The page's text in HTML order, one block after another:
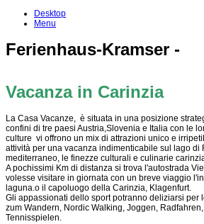
Desktop
Menu
Ferienhaus-Kramser -
Vacanza in Carinzia
La Casa Vacanze, è situata in una posizione
confini di tre paesi Austria,Slovenia e Italia con le
culture vi offrono un mix di attrazioni unico e
attività per una vacanza indimenticabile sul lago di
mediterraneo, le finezze culturali e culinarie
A pochissimi Km di distanza si trova l'autostrada
volesse visitare in giornata con un breve viaggio
laguna.o il capoluogo della Carinzia, Klagenfurt.
Gli appassionati dello sport potranno deliziarsi
zum Wandern, Nordic Walking, Joggen,
Tennisspielen.